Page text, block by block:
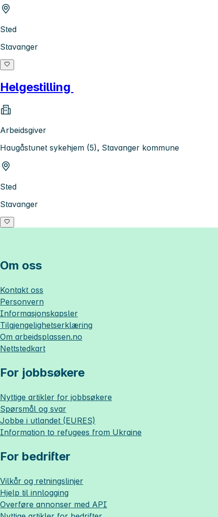
Sted
Stavanger
Helgestilling
Arbeidsgiver
Haugåstunet sykehjem (5), Stavanger kommune
Sted
Stavanger
Om oss
Kontakt oss
Personvern
Informasjonskapsler
Tilgjengelighetserklæring
Om arbeidsplassen.no
Nettstedkart
For jobbsøkere
Nyttige artikler for jobbsøkere
Spørsmål og svar
Jobbe i utlandet (EURES)
Information to refugees from Ukraine
For bedrifter
Vilkår og retningslinjer
Hjelp til innlogging
Overføre annonser med API